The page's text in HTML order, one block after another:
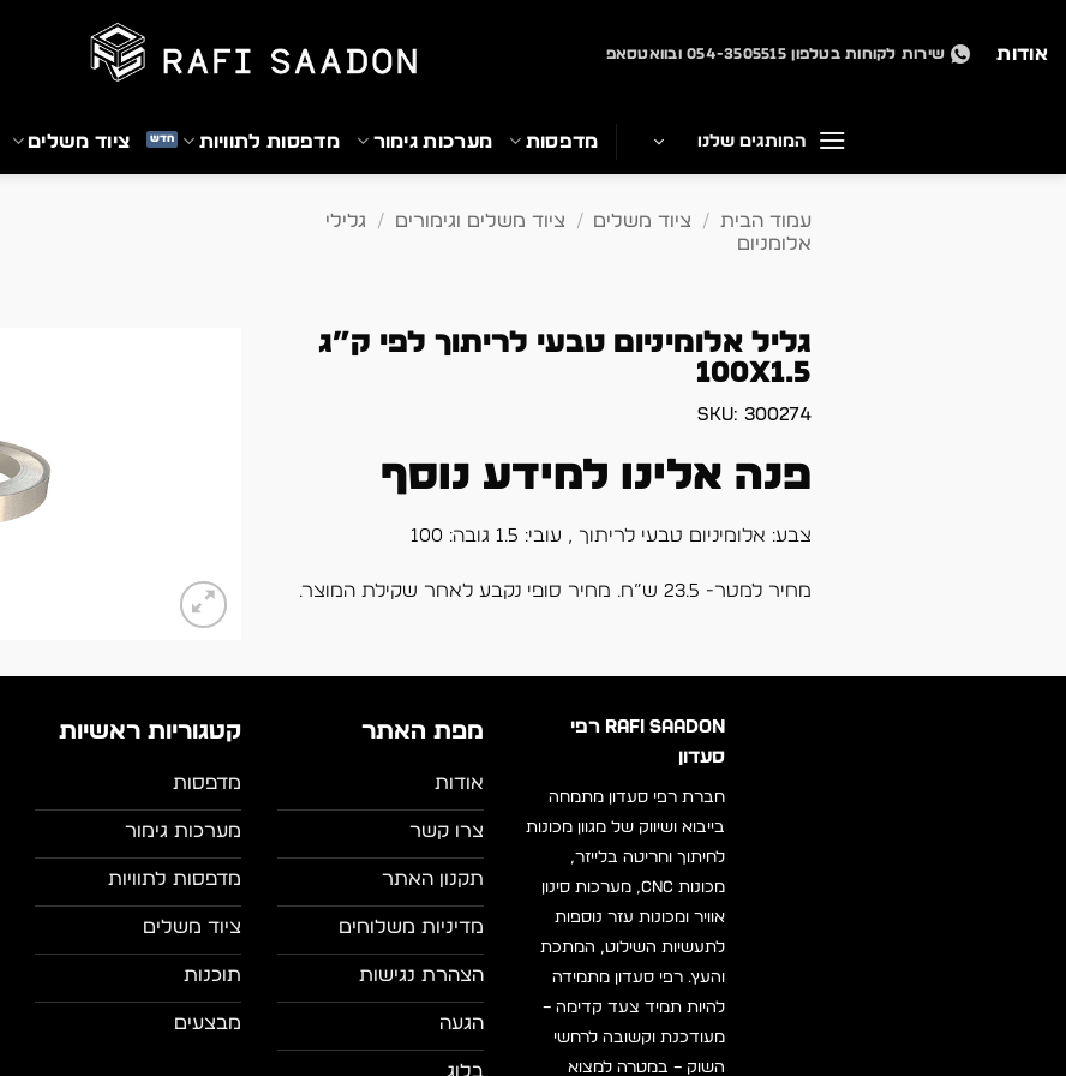
אודות שירות לקוחות בטלפון 054-3505515 ובוואטסאפ
המותגים שלנו מדפסות מערכות גימור מדפסות לתוויות ציוד משלים
עמוד הבית / ציוד משלים / ציוד משלים וגימורים /
גלילי
אלומניום
גליל אלומיניום טבעי לריתוך לפי ק”ג
100X1.5
SKU: 300274
פנה אלינו למידע נוסף
צבע: אלומיניום טבעי לריתוך , עובי: 1.5 גובה: 100
מחיר למטר- 23.5 ש”ח. מחיר סופי נקבע לאחר שקילת המוצר.
RAFI SAADON רפי
סעדון
חברת רפי סעדון מתמחה
בייבוא ושיווק של מגוון מכונות
לחיתוך וחריטה בלייזר,
מכונות CNC, מערכות סינון
אוויר ומכונות עזר נוספות
לתעשיות השילוט, המתכת
והעץ. רפי סעדון מתמידה
להיות תמיד צעד קדימה –
מעודכנת וקשובה לרחשי
השוק – במטרה למצוא
מפת האתר
אודות
צרו קשר
תקנון האתר
מדיניות משלוחים
הצהרת נגישות
הגעה
בלוג
קטגוריות ראשיות
מדפסות
מערכות גימור
מדפסות לתוויות
ציוד משלים
תוכנות
מבצעים